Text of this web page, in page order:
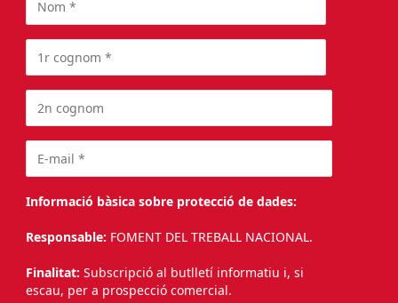
Informació bàsica sobre protecció de dades:
Responsable: FOMENT DEL TREBALL NACIONAL.
Finalitat: Subscripció al butlletí informatiu i, si
escau, per a prospecció comercial.